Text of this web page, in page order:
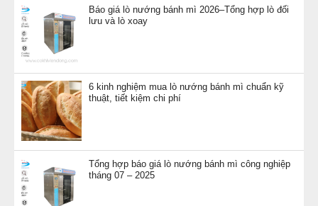
Báo giá lò nướng bánh mì 2026–Tổng hợp lò đối
lưu và lò xoay
6 kinh nghiệm mua lò nướng bánh mì chuẩn kỹ
thuật, tiết kiệm chi phí
Tổng hợp báo giá lò nướng bánh mì công nghiệp
tháng 07 – 2025